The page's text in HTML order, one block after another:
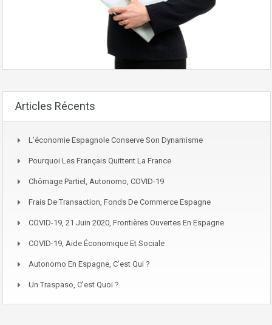
Articles Récents
L’économie Espagnole Conserve Son Dynamisme
Pourquoi Les Français Quittent La France
Chômage Partiel, Autonomo, COVID-19
Frais De Transaction, Fonds De Commerce Espagne
COVID-19, 21 Juin 2020, Frontières Ouvertes En Espagne
COVID-19, Aide Économique Et Sociale
Autonomo En Espagne, C’est Qui ?
Un Traspaso, C’est Quoi ?